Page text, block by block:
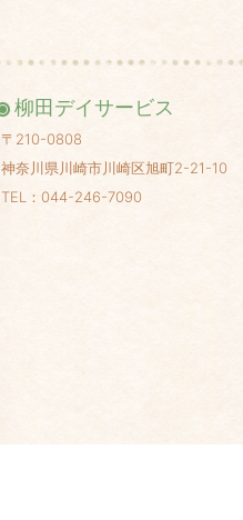
柳田デイサービス
〒210-0808
神奈川県川崎市川崎区旭町2-21-10
TEL：044-246-7090